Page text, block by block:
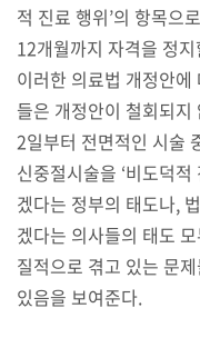
적 진료 행위’의 항목으
12개월까지 자격을 정
이러한 의료법 개정안
들은 개정안이 철회되
2일부터 전면적인 시술
신중절시술을 ‘비도덕
겠다는 정부의 태도나,
겠다는 의사들의 태도
질적으로 겪고 있는 문
있음을 보여준다.